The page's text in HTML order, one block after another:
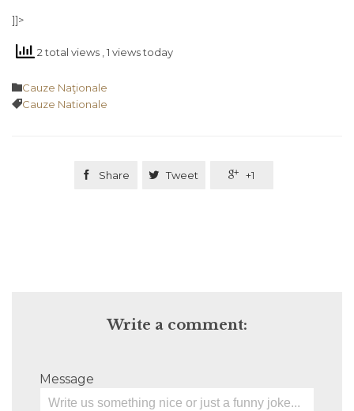
]]>
2 total views , 1 views today
Category
Cauze Naţionale
Tags
Cauze Nationale
 Share  Tweet  +1
Write a comment:
Message